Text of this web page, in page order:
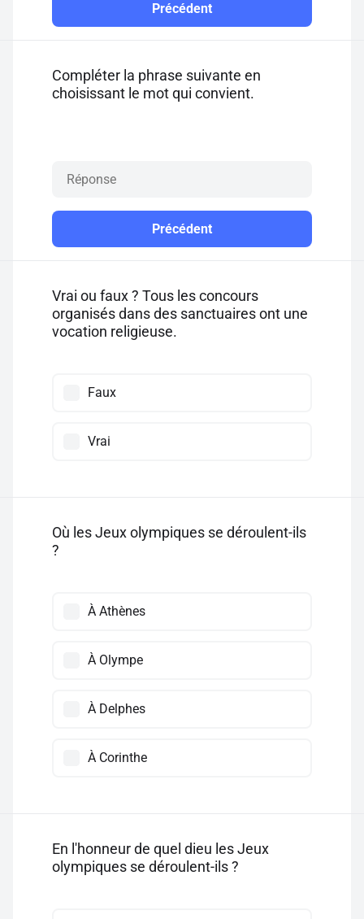
Précédent
Compléter la phrase suivante en
choisissant le mot qui convient.
Précédent
Vrai ou faux ? Tous les concours
organisés dans des sanctuaires ont une
vocation religieuse.
Faux
Vrai
Où les Jeux olympiques se déroulent-ils
?
À Athènes
À Olympe
À Delphes
À Corinthe
En l'honneur de quel dieu les Jeux
olympiques se déroulent-ils ?